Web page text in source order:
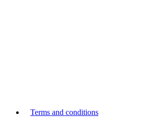
Terms and conditions